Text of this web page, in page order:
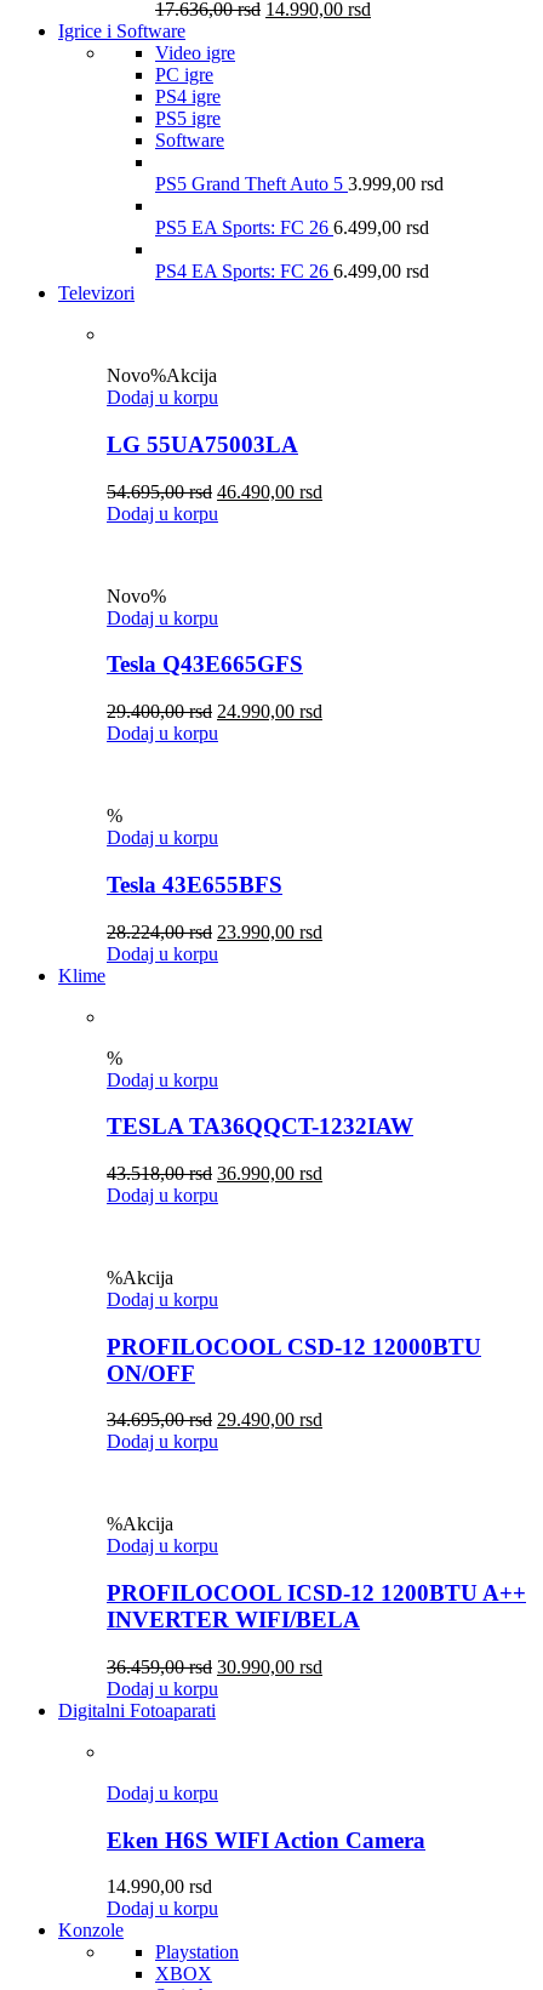
17.636,00rsd 14.990,00 rsd
Igrice i Software
Video igre
PC igre
PS4 igre
PS5 igre
Software
PS5 Grand Theft Auto 5 3.999,00 rsd
PS5 EA Sports: FC 26 6.499,00 rsd
PS4 EA Sports: FC 26 6.499,00 rsd
Televizori
Novo%Akcija
Dodaj u korpu
LG 55UA75003LA
54.695,00rsd 46.490,00 rsd
Dodaj u korpu
Novo%
Dodaj u korpu
Tesla Q43E665GFS
29.400,00rsd 24.990,00 rsd
Dodaj u korpu
%
Dodaj u korpu
Tesla 43E655BFS
28.224,00rsd 23.990,00 rsd
Dodaj u korpu
Klime
%
Dodaj u korpu
TESLA TA36QQCT-1232IAW
43.518,00rsd 36.990,00 rsd
Dodaj u korpu
%Akcija
Dodaj u korpu
PROFILOCOOL CSD-12 12000BTU
ON/OFF
34.695,00rsd 29.490,00 rsd
Dodaj u korpu
%Akcija
Dodaj u korpu
PROFILOCOOL ICSD-12 1200BTU A++
INVERTER WIFI/BELA
36.459,00rsd 30.990,00 rsd
Dodaj u korpu
Digitalni Fotoaparati
Dodaj u korpu
Eken H6S WIFI Action Camera
14.990,00 rsd
Dodaj u korpu
Konzole
Playstation
XBOX